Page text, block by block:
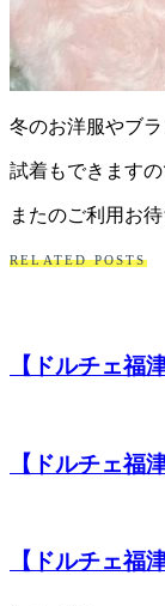
サ
ロ
ン・
ペ
ッ
テ
ル
冬のお洋服やブ
試着もできます
またのご利用お
RELATED POSTS
【ドルチェ福
【ドルチェ福
【ドルチェ福